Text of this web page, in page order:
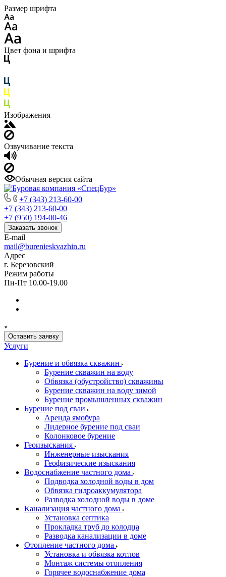
Размер шрифта
Цвет фона и шрифта
Изображения
Озвучивание текста
Обычная версия сайта
+7 (343) 213-60-00
+7 (343) 213-60-00
+7 (950) 194-00-46
Заказать звонок
E-mail
mail@burenieskvazhin.ru
Адрес
г. Березовский
Режим работы
Пн-Пт 10.00-19.00
Оставить заявку
Услуги
Бурение и обвязка скважин
Бурение скважин на воду
Обвязка (обустройство) скважины
Бурение скважин на воду зимой
Бурение промышленных скважин
Бурение под сваи
Аренда ямобура
Лидерное бурение под сваи
Колонковое бурение
Геоизыскания
Инженерные изыскания
Геофизические изыскания
Водоснабжение частного дома
Подводка холодной воды в дом
Обвязка гидроаккумулятора
Разводка холодной воды в доме
Канализация частного дома
Установка септика
Прокладка труб до колодца
Разводка канализации в доме
Отопление частного дома
Установка и обвязка котлов
Монтаж системы отопления
Горячее водоснабжение дома